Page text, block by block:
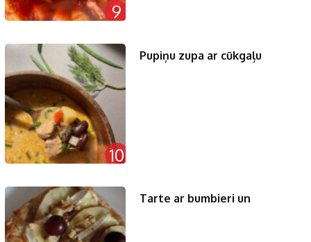
9
10
Pupiņu zupa ar cūkgaļu
Tarte ar bumbieri un